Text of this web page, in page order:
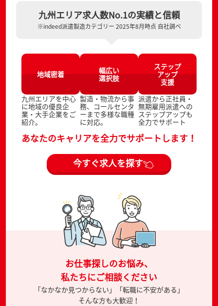
九州エリア求人数No.1の実績と信頼
※indeed派遣製造カテゴリー 2025年8月時点 自社調べ
地域密着
九州エリアを中心
に地域の優良企
業・大手企業をご
紹介。
幅広い
選択肢
製造・物流から事
務、コールセンタ
ーまで多様な職種
に対応。
ステップ
アップ
支援
派遣から正社員・
無期雇用派遣への
ステップアップも
全力でサポート
あなたのキャリアを全力でサポートします！
今すぐ求人を探す
お仕事探しのお悩み、
私たちにご相談ください
「なかなか見つからない」「転職に不安がある」
そんな方も大歓迎！